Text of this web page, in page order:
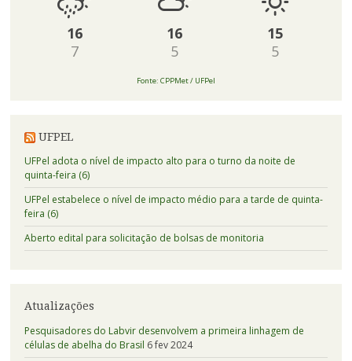
16
7
16
5
15
5
Fonte: CPPMet / UFPel
UFPEL
UFPel adota o nível de impacto alto para o turno da noite de
quinta-feira (6)
UFPel estabelece o nível de impacto médio para a tarde de quinta-
feira (6)
Aberto edital para solicitação de bolsas de monitoria
Atualizações
Pesquisadores do Labvir desenvolvem a primeira linhagem de
células de abelha do Brasil 6 fev 2024